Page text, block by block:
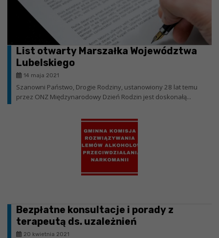
List otwarty Marszałka Województwa
Lubelskiego
14 maja 2021
Szanowni Państwo, Drogie Rodziny, ustanowiony 28 lat temu
przez ONZ Międzynarodowy Dzień Rodzin jest doskonałą...
Bezpłatne konsultacje i porady z
terapeutą ds. uzależnień
20 kwietnia 2021